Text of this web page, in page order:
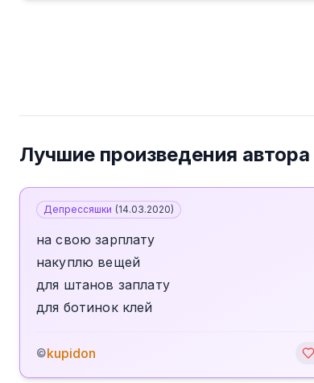
Лучшие произведения автора
Депрессяшки (14.03.2020)
на свою зарплату
накуплю вещей
для штанов заплату
для ботинок клей
©kupidon